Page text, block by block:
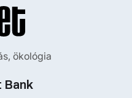
ökológia
Bank